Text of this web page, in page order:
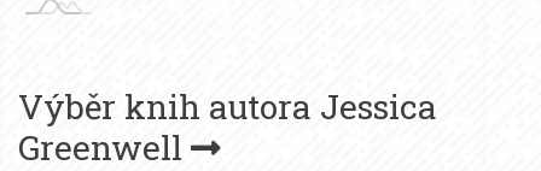
Výběr knih autora Jessica
Greenwell